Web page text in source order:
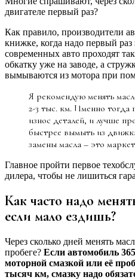
двигателе первый раз?
Как правило, производители
книжке, когда надо первый
современных авто проходят
обкатку уже на заводе, а
вымываются из мотора при
Я рекомендую менять
2-3 тыс. км. Именно тогда
износ деталей, и лучше
быстрее вымыть из
замены масла – это
Главное пройти первое
дилера, чтобы не лишиться
Как часто надо
если мало ездишь?
Через сколько дней менять
пробеге? Если автомобиль
моторной смазкой или её
тысяч км, смазку надо